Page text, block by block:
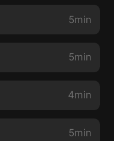
5min
5min
4min
5min